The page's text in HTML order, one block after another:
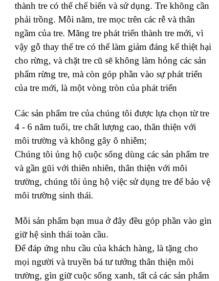
thành tre có thể chế biến và sử dụng. Tre không cần
phải trồng. Mỗi năm, tre mọc trên các rễ và thân
ngầm của tre. Măng tre phát triển thành tre mới, vì
vậy gỗ thay thế tre có thể làm giảm đáng kể thiệt hại
cho rừng, và chặt tre cũ sẽ không làm hỏng các sản
phẩm rừng tre, mà còn góp phần vào sự phát triển
của tre mới, là một vòng tròn của phát triển
Các sản phẩm tre của chúng tôi được lựa chọn từ tre
4 - 6 năm tuổi, tre chất lượng cao, thân thiện với
môi trường và không gây ô nhiễm;
Chúng tôi ủng hộ cuộc sống dùng các sản phẩm tre
và gần gũi với thiên nhiên, thân thiện với môi
trường, chúng tôi ủng hộ việc sử dụng tre để bảo vệ
môi trường sinh thái.
Mỗi sản phẩm bạn mua ở đây đều góp phần vào gìn
giữ hệ sinh thái toàn cầu.
Để đáp ứng nhu cầu của khách hàng, là tặng cho
mọi người và truyền bá tư tưởng thân thiện môi
trường, gìn giữ cuộc sống xanh, tất cả các sản phẩm